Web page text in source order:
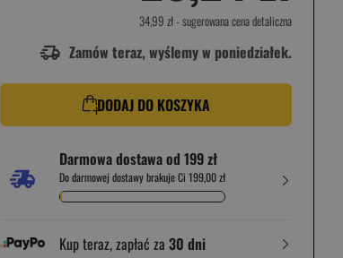
34,99 zł- sugerowana cena detaliczna
Zamów teraz, wyślemy w poniedziałek.
DODAJ DO KOSZYKA
Darmowa dostawa od 199 zł
Do darmowej dostawy brakuje Ci 199,00 zł
Kup teraz, zapłać za 30 dni